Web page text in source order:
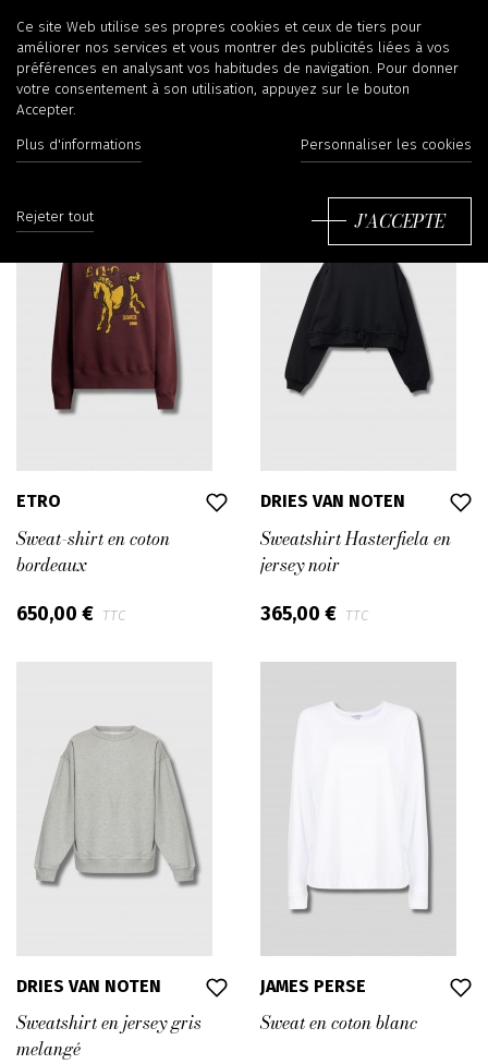
Sweat-shirt
ETRO
Sweat-shirt en coton
bordeaux
650,00 € TTC
DRIES VAN NOTEN
Sweatshirt Hasterfiela en
jersey noir
365,00 € TTC
DRIES VAN NOTEN
Sweatshirt en jersey gris
melangé
JAMES PERSE
Sweat en coton blanc
Ce site Web utilise ses propres cookies et ceux de tiers pour
améliorer nos services et vous montrer des publicités liées à vos
préférences en analysant vos habitudes de navigation. Pour donner
votre consentement à son utilisation, appuyez sur le bouton
Accepter.
Plus d'informations Personnaliser les cookies
Rejeter tout J'ACCEPTE